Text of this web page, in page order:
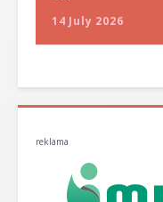
14 July 2026
reklama